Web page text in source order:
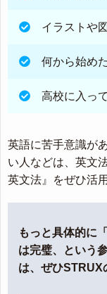
イラストや
何から始め
高校に入っ
英語に苦手意識が
い人などは、英文
英文法』をぜひ活
もっと具体的に
は完璧、という
は、ぜひSTRUX